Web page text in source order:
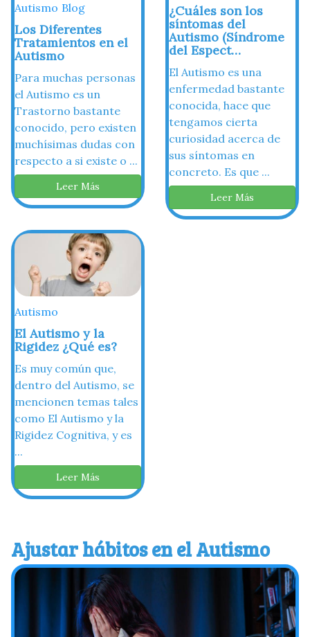
Autismo Blog
Los Diferentes
Tratamientos en el
Autismo
Para muchas personas
el Autismo es un
Trastorno bastante
conocido, pero existen
muchísimas dudas con
respecto a si existe o ...
Leer Más
¿Cuáles son los
síntomas del
Autismo (Síndrome
del Espect…
El Autismo es una
enfermedad bastante
conocida, hace que
tengamos cierta
curiosidad acerca de
sus síntomas en
concreto. Es que ...
Leer Más
Autismo
El Autismo y la
Rigidez ¿Qué es?
Es muy común que,
dentro del Autismo, se
mencionen temas tales
como El Autismo y la
Rigidez Cognitiva, y es
...
Leer Más
Ajustar hábitos en el Autismo